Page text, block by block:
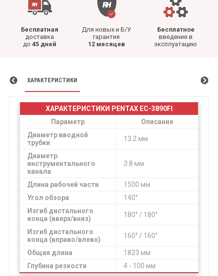
Бесплатная
доставка
до 45 дней
Для новых и Б/У
гарантия
12 месяцев
Бесплатное
введение в
эксплуатацию
ХАРАКТЕРИСТИКИ
ХАРАКТЕРИСТИКИ PENTAX EC-3890FI
Параметр
Описание
Диаметр вводной
трубки
13.2 мм
Диаметр
инструментального
канала
3.8 мм
Длина рабочей части
1500 мм
Угол обзора
140°
Изгиб дистального
конца (вверх/вниз)
180° / 180°
Изгиб дистального
конца (вправо/влево)
160° / 160°
Общая длина
1823 мм
Глубина резкости
4 - 100 мм